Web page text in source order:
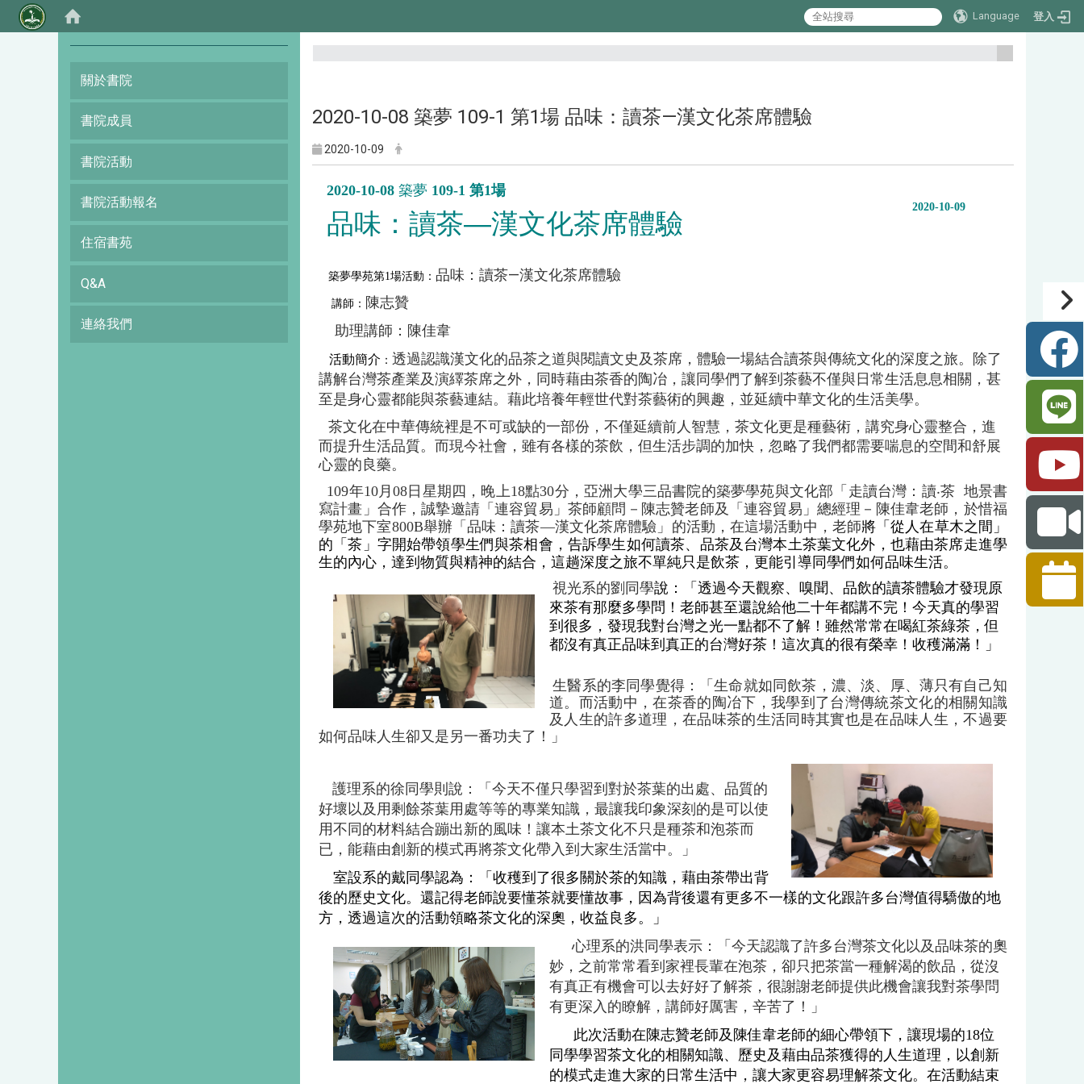
Language 登入
:::
關於書院
書院成員
書院活動
書院活動報名
住宿書苑
Q&A
連絡我們
2020-10-08 築夢 109-1 第1場 品味：讀茶—漢文化茶席體驗
2020-10-09
2020-10-08 築夢 109-1 第1場
品味：讀茶—漢文化茶席體驗
2020-10-09
築夢學苑第1場活動： 品味：讀茶—漢文化茶席體驗
講師： 陳志贊
助理講師：陳佳韋
活動簡介 ： 透過認識漢文化的品茶之道與閱讀文史及茶席，體驗一場結合讀茶與傳統文化的深度之旅。除了
講解台灣茶產業及演繹茶席之外，同時藉由茶香的陶冶，讓同學們了解到茶藝不僅與日常生活息息相關，甚
至是身心靈都能與茶藝連結。藉此培養年輕世代對茶藝術的興趣，並延續中華文化的生活美學。
茶文化在中華傳統裡是不可或缺的一部份，不僅延續前人智慧，茶文化更是種藝術，講究身心靈整合，進
而提升生活品質。而現今社會，雖有各樣的茶飲，但生活步調的加快，忽略了我們都需要喘息的空間和舒展
心靈的良藥。
109年10月08日星期四，晚上18點30分，亞洲大學三品書院的築夢學苑與文化部「走讀台灣：讀‧茶 地景書
寫計畫」合作，誠摯邀請「連容貿易」茶師顧問－陳志贊老師及「連容貿易」總經理－陳佳韋老師，於惜福
學苑地下室800B舉辦「品味：讀茶—漢文化茶席體驗」的活動，在這場活動中，老師將「從人在草木之間」
的「茶」字開始帶領學生們與茶相會，告訴學生如何讀茶、品茶及台灣本土茶葉文化外，也藉由茶席走進學
生的內心，達到物質與精神的結合，這趟深度之旅不單純只是飲茶，更能引導同學們如何品味生活。
視光系的劉同學說：「透過今天觀察、嗅聞、品飲的讀茶體驗才發現原
來茶有那麼多學問！老師甚至還說給他二十年都講不完！今天真的學習
到很多，發現我對台灣之光一點都不了解！雖然常常在喝紅茶綠茶，但
都沒有真正品味到真正的台灣好茶！這次真的很有榮幸！收穫滿滿！」
生醫系的李同學覺得：「生命就如同飲茶，濃、淡、厚、薄只有自己知
道。而活動中，在茶香的陶冶下，我學到了台灣傳統茶文化的相關知識
及人生的許多道理，在品味茶的生活同時其實也是在品味人生，不過要
如何品味人生卻又是另一番功夫了！」
護理系的徐同學則說：「今天不僅只學習到對於茶葉的出處、品質的
好壞以及用剩餘茶葉用處等等的專業知識，最讓我印象深刻的是可以使
用不同的材料結合蹦出新的風味！讓本土茶文化不只是種茶和泡茶而
已，能藉由創新的模式再將茶文化帶入到大家生活當中。」
室設系的戴同學認為：「收穫到了很多關於茶的知識，藉由茶帶出背
後的歷史文化。還記得老師說要懂茶就要懂故事，因為背後還有更多不一樣的文化跟許多台灣值得驕傲的地
方，透過這次的活動領略茶文化的深奧，收益良多。」
心理系的洪同學表示：「今天認識了許多台灣茶文化以及品味茶的奧
妙，之前常常看到家裡長輩在泡茶，卻只把茶當一種解渴的飲品，從沒
有真正有機會可以去好好了解茶，很謝謝老師提供此機會讓我對茶學問
有更深入的瞭解，講師好厲害，辛苦了！」
此次活動在陳志贊老師及陳佳韋老師的細心帶領下，讓現場的18位
同學學習茶文化的相關知識、歷史及藉由品茶獲得的人生道理，以創新
的模式走進大家的日常生活中，讓大家更容易理解茶文化。在活動結束